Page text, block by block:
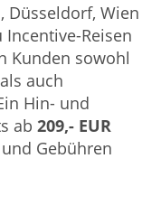
Düsseldorf, Wien
Reisen
Kunden sowohl
auch
Hin- und
ab 209,- EUR
Gebühren